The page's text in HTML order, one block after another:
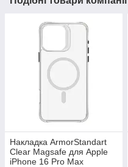
Накладка ArmorStandart
Clear Magsafe для Apple
iPhone 16 Pro Max